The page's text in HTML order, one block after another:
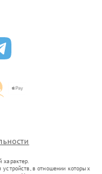
характер.
в отношении которых